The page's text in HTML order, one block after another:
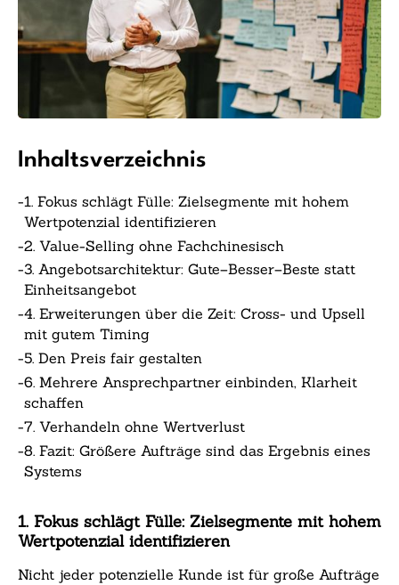
Inhaltsverzeichnis
-1. Fokus schlägt Fülle: Zielsegmente mit hohem
Wertpotenzial identifizieren
-2. Value-Selling ohne Fachchinesisch
-3. Angebotsarchitektur: Gute–Besser–Beste statt
Einheitsangebot
-4. Erweiterungen über die Zeit: Cross- und Upsell
mit gutem Timing
-5. Den Preis fair gestalten
-6. Mehrere Ansprechpartner einbinden, Klarheit
schaffen
-7. Verhandeln ohne Wertverlust
-8. Fazit: Größere Aufträge sind das Ergebnis eines
Systems
1. Fokus schlägt Fülle: Zielsegmente mit hohem
Wertpotenzial identifizieren
Nicht jeder potenzielle Kunde ist für große Aufträge